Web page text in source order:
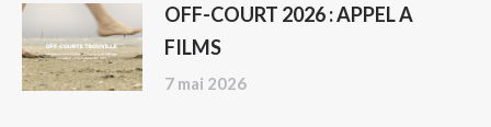
OFF-COURT 2026 : APPEL A
FILMS
7 mai 2026